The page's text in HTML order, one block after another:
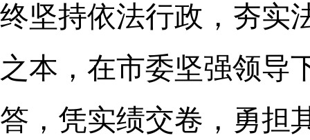
终坚持依法行政，夯实
之本，在市委坚强领导
答，凭实绩交卷，勇担